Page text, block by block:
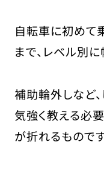
自転車に初めて
まで、レベル別に
補助輪外しなど
気強く教える必
が折れるものです